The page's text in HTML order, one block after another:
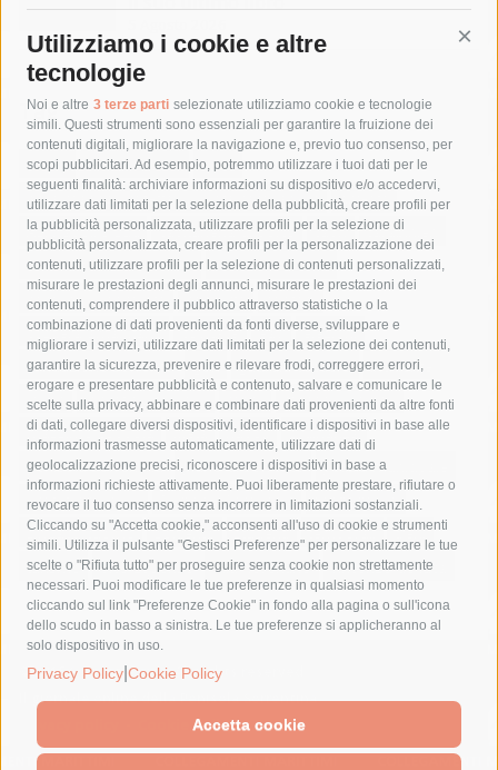
Utilizziamo i cookie e altre
tecnologie
Noi e altre 3 terze parti selezionate utilizziamo cookie e tecnologie
simili. Questi strumenti sono essenziali per garantire la fruizione dei
contenuti digitali, migliorare la navigazione e, previo tuo consenso, per
scopi pubblicitari. Ad esempio, potremmo utilizzare i tuoi dati per le
seguenti finalità: archiviare informazioni su dispositivo e/o accedervi,
utilizzare dati limitati per la selezione della pubblicità, creare profili per
la pubblicità personalizzata, utilizzare profili per la selezione di
pubblicità personalizzata, creare profili per la personalizzazione dei
contenuti, utilizzare profili per la selezione di contenuti personalizzati,
misurare le prestazioni degli annunci, misurare le prestazioni dei
contenuti, comprendere il pubblico attraverso statistiche o la
combinazione di dati provenienti da fonti diverse, sviluppare e
migliorare i servizi, utilizzare dati limitati per la selezione dei contenuti,
garantire la sicurezza, prevenire e rilevare frodi, correggere errori,
erogare e presentare pubblicità e contenuto, salvare e comunicare le
scelte sulla privacy, abbinare e combinare dati provenienti da altre fonti
di dati, collegare diversi dispositivi, identificare i dispositivi in base alle
informazioni trasmesse automaticamente, utilizzare dati di
geolocalizzazione precisi, riconoscere i dispositivi in base a
informazioni richieste attivamente. Puoi liberamente prestare, rifiutare o
revocare il tuo consenso senza incorrere in limitazioni sostanziali.
Cliccando su "Accetta cookie," acconsenti all'uso di cookie e strumenti
simili. Utilizza il pulsante "Gestisci Preferenze" per personalizzare le tue
scelte o "Rifiuta tutto" per proseguire senza cookie non strettamente
necessari. Puoi modificare le tue preferenze in qualsiasi momento
cliccando sul link "Preferenze Cookie" in fondo alla pagina o sull'icona
dello scudo in basso a sinistra. Le tue preferenze si applicheranno al
solo dispositivo in uso.
Privacy Policy Cookie Policy
Accetta cookie
Tag
acqua allerta meteo
anas
area marina protetta di punta campanella
arresto
Asl Napoli 3 sud
capitaneria di porto capri
carabinieri
castellammare di stabia
circumvesuviana
comune di sorrento
concerto
contagi
costiera amalfitana
covid-19 eav
elezioni
fondazione sorrento
gori guardia costiera
incidente
lavori
lorenzo balducelli mare
massa lubrense
massimo coppola
Meta napoli
ordinanza
penisola sorrentina
piano di sorrento
polizia municipale
protezione civile
Regione Campania
sant'agnello
sindaco cuomo
sorrento studenti temporali
treni
turismo
Vico Equense villa fiorentino vincenzo de luca
© 2015 SorrentoPress. All rights reserved.
Il giornale online della Penisola Sorrentina
Cookie Policy